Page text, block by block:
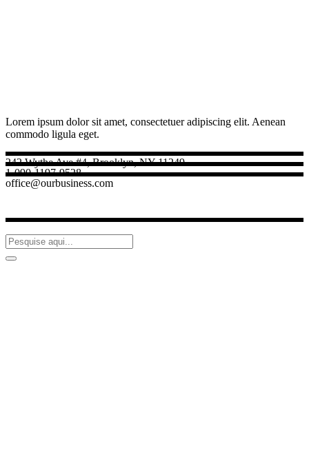
Lorem ipsum dolor sit amet, consectetuer adipiscing elit. Aenean
commodo ligula eget.
242 Wythe Ave #4, Brooklyn, NY 11249
1-090-1197-9528
office@ourbusiness.com